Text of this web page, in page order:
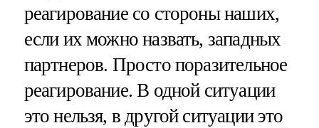
реагирование со стороны наших,
если их можно назвать, западных
партнеров. Просто поразительное
реагирование. В одной ситуации
это нельзя, в другой ситуации это